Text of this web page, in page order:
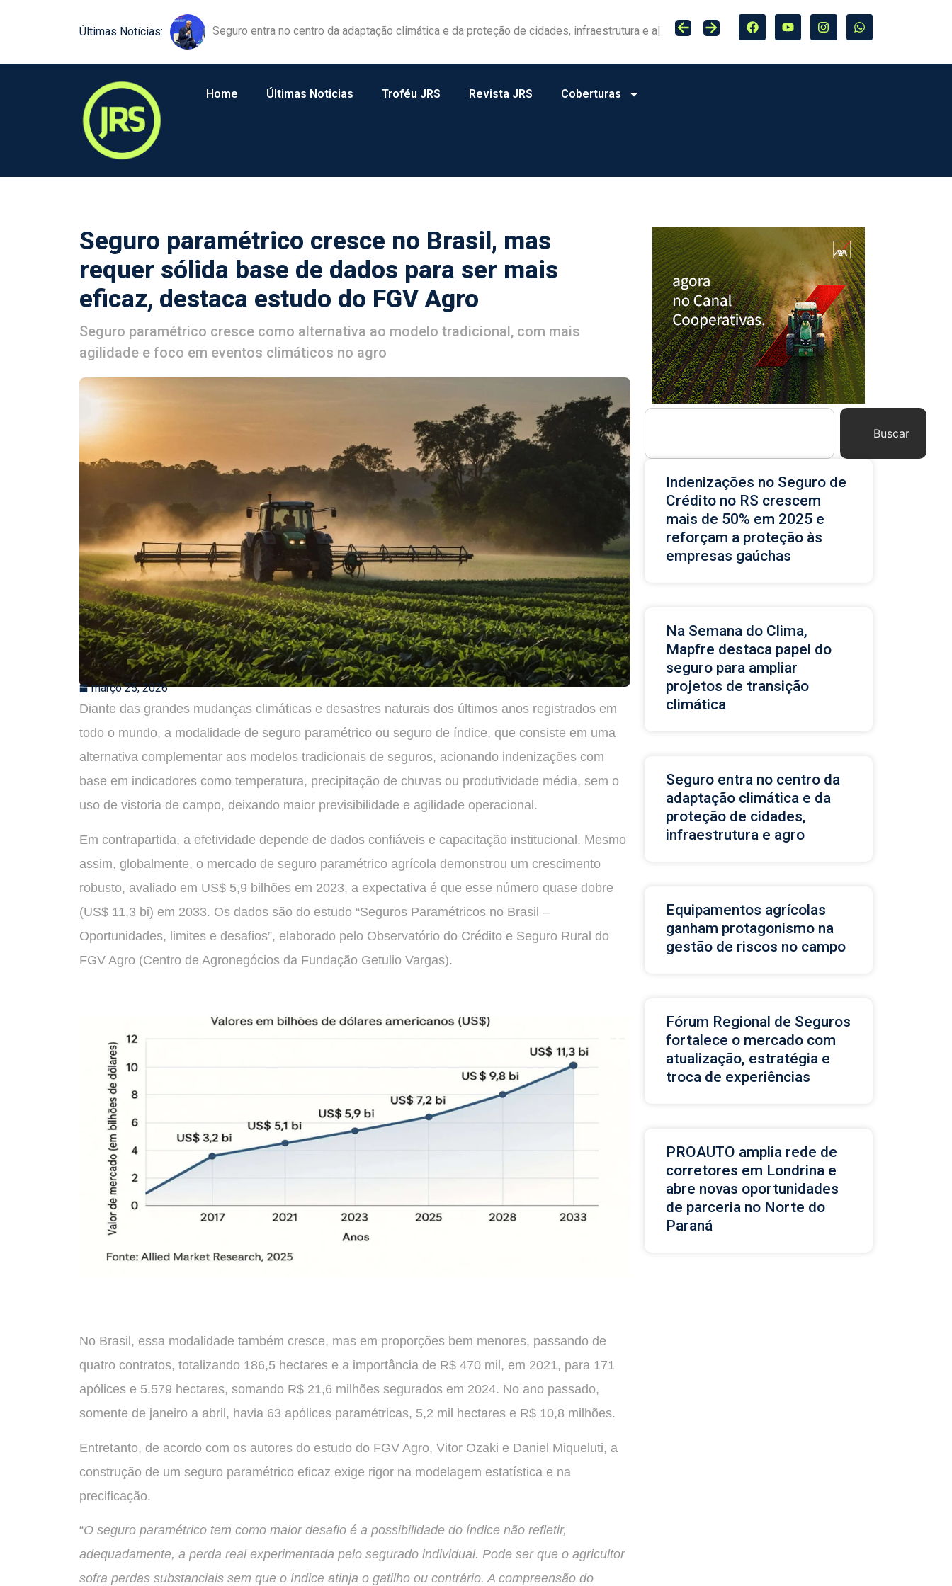
Últimas Notícias: Seguro entra no centro da adaptação climática e da proteção de cidades, infraestrutura e agro
Equipamentos agrícolas ganham protagonismo na gestão de riscos no campo
Home Últimas Noticias Troféu JRS Revista JRS Coberturas
Seguro paramétrico cresce no Brasil, mas
requer sólida base de dados para ser mais
eficaz, destaca estudo do FGV Agro
Seguro paramétrico cresce como alternativa ao modelo tradicional, com mais
agilidade e foco em eventos climáticos no agro
março 25, 2026
Diante das grandes mudanças climáticas e desastres naturais dos últimos anos registrados em
todo o mundo, a modalidade de seguro paramétrico ou seguro de índice, que consiste em uma
alternativa complementar aos modelos tradicionais de seguros, acionando indenizações com
base em indicadores como temperatura, precipitação de chuvas ou produtividade média, sem o
uso de vistoria de campo, deixando maior previsibilidade e agilidade operacional.
Em contrapartida, a efetividade depende de dados confiáveis e capacitação institucional. Mesmo
assim, globalmente, o mercado de seguro paramétrico agrícola demonstrou um crescimento
robusto, avaliado em US$ 5,9 bilhões em 2023, a expectativa é que esse número quase dobre
(US$ 11,3 bi) em 2033. Os dados são do estudo “Seguros Paramétricos no Brasil –
Oportunidades, limites e desafios”, elaborado pelo Observatório do Crédito e Seguro Rural do
FGV Agro (Centro de Agronegócios da Fundação Getulio Vargas).
No Brasil, essa modalidade também cresce, mas em proporções bem menores, passando de
quatro contratos, totalizando 186,5 hectares e a importância de R$ 470 mil, em 2021, para 171
apólices e 5.579 hectares, somando R$ 21,6 milhões segurados em 2024. No ano passado,
somente de janeiro a abril, havia 63 apólices paramétricas, 5,2 mil hectares e R$ 10,8 milhões.
Entretanto, de acordo com os autores do estudo do FGV Agro, Vitor Ozaki e Daniel Miqueluti, a
construção de um seguro paramétrico eficaz exige rigor na modelagem estatística e na
precificação.
“O seguro paramétrico tem como maior desafio é a possibilidade do índice não refletir,
adequadamente, a perda real experimentada pelo segurado individual. Pode ser que o agricultor
sofra perdas substanciais sem que o índice atinja o gatilho ou contrário. A compreensão do
Buscar
Indenizações no Seguro de
Crédito no RS crescem
mais de 50% em 2025 e
reforçam a proteção às
empresas gaúchas
Na Semana do Clima,
Mapfre destaca papel do
seguro para ampliar
projetos de transição
climática
Seguro entra no centro da
adaptação climática e da
proteção de cidades,
infraestrutura e agro
Equipamentos agrícolas
ganham protagonismo na
gestão de riscos no campo
Fórum Regional de Seguros
fortalece o mercado com
atualização, estratégia e
troca de experiências
PROAUTO amplia rede de
corretores em Londrina e
abre novas oportunidades
de parceria no Norte do
Paraná